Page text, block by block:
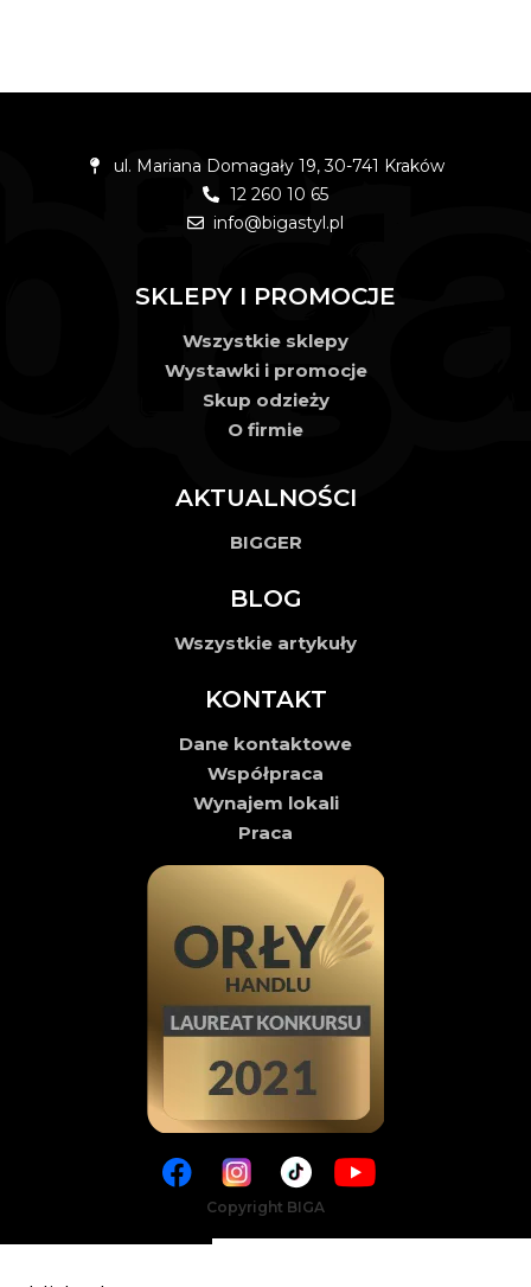
ul. Mariana Domagały 19, 30-741 Kraków
12 260 10 65
info@bigastyl.pl
SKLEPY I PROMOCJE
Wszystkie sklepy
Wystawki i promocje
Skup odzieży
O firmie
AKTUALNOŚCI
BIGGER
BLOG
Wszystkie artykuły
KONTAKT
Dane kontaktowe
Współpraca
Wynajem lokali
Praca
Copyright BIGA